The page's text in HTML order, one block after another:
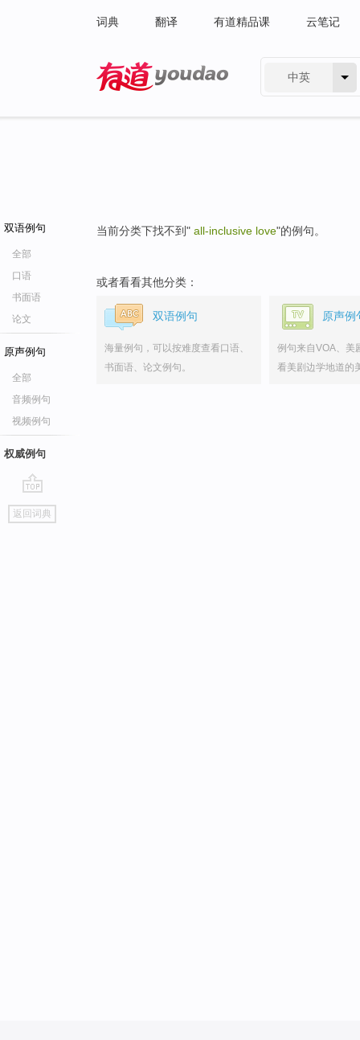
词典 翻译 有道精品课 云笔记
中英
双语例句
全部
口语
书面语
论文
原声例句
全部
音频例句
视频例句
权威例句
go
top
返回词典
当前分类下找不到" all-inclusive love"的例句。
或者看看其他分类：
双语例句
海量例句，可以按难度查看口语、
书面语、论文例句。
原声例
例句来自VOA、美
看美剧边学地道的